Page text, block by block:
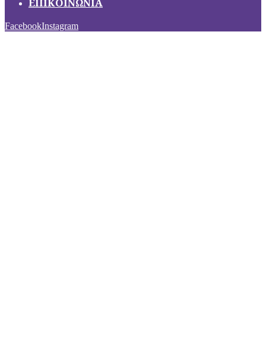
FacebookInstagram